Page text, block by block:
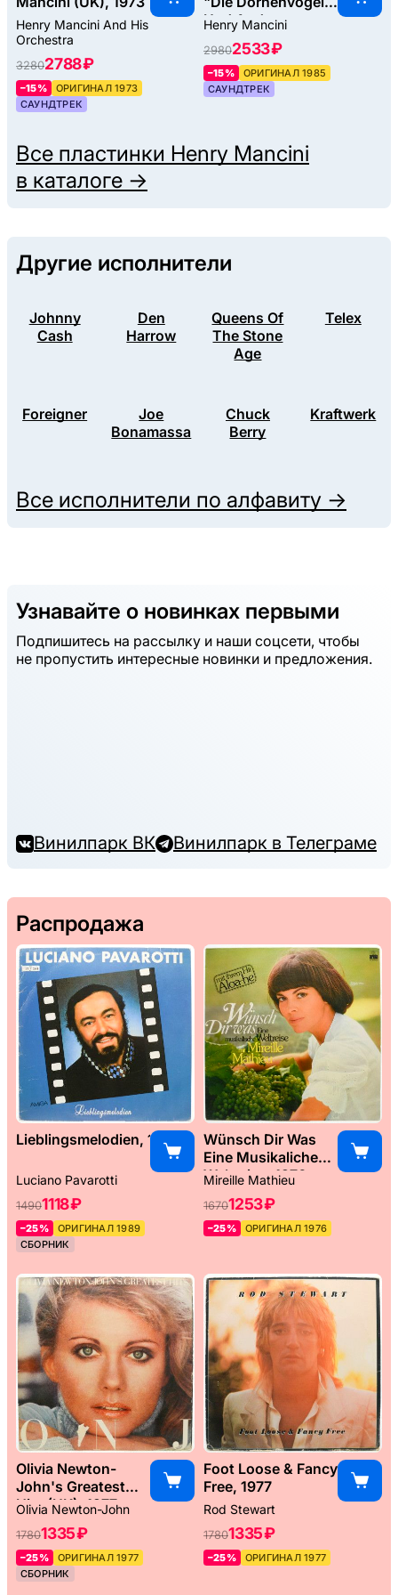
Henry Mancini And His
Orchestra
32802788 ₽
–15%
ОРИГИНАЛ 1973
САУНДТРЕК
Und Andere
Welthits, 1985
Henry Mancini
29802533 ₽
–15%
ОРИГИНАЛ 1985
САУНДТРЕК
Все пластинки Henry Mancini
в каталоге →
Другие исполнители
Johnny
Cash
Den
Harrow
Queens Of
The Stone
Age
Telex
Foreigner
Joe
Bonamassa
Chuck
Berry
Kraftwerk
Все исполнители по алфавиту →
Узнавайте о новинках первыми
Подпишитесь на рассылку и наши соцсети, чтобы
не пропустить интересные новинки и предложения.
Винилпарк ВК Винилпарк в Телеграме
Распродажа
Lieblingsmelodien, 1989
Luciano Pavarotti
14901118 ₽
–25%
ОРИГИНАЛ 1989
СБОРНИК
Wünsch Dir Was
Eine Musikaliche
Weltreise, 1976
Mireille Mathieu
16701253 ₽
–25% ОРИГИНАЛ 1976
Olivia Newton-
John's Greatest
Hits (UK), 1977
Olivia Newton-John
17801335 ₽
–25%
ОРИГИНАЛ 1977
СБОРНИК
Foot Loose & Fancy
Free, 1977
Rod Stewart
17801335 ₽
–25% ОРИГИНАЛ 1977